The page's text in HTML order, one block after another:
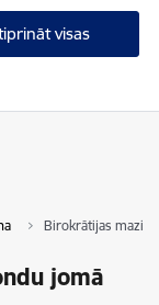
visas
Birokrātijas
jomā